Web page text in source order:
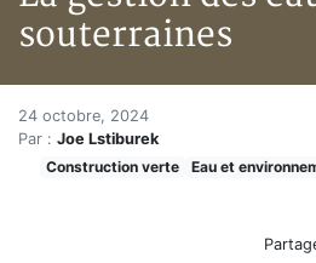
souterraines
Accueil
Articles
Construction verte
La gestion des eaux
La gestion des
24 octobre, 2024
Par : Joe Lstiburek
Construction verte
Eau et